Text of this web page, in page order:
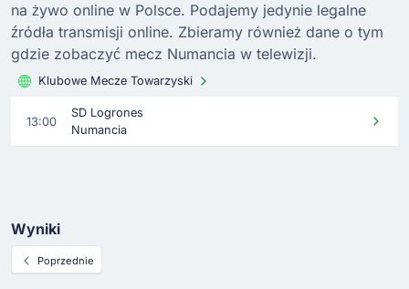
na żywo online w Polsce. Podajemy jedynie legalne
źródła transmisji online. Zbieramy również dane o tym
gdzie zobaczyć mecz Numancia w telewizji.
Klubowe Mecze Towarzyski
13:00
SD Logrones
Numancia
Wyniki
Poprzednie